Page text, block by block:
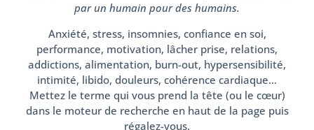
par un humain pour des humains.
Anxiété, stress, insomnies, confiance en soi,
performance, motivation, lâcher prise, relations,
addictions, alimentation, burn-out, hypersensibilité,
intimité, libido, douleurs, cohérence cardiaque…
Mettez le terme qui vous prend la tête (ou le cœur)
dans le moteur de recherche en haut de la page puis
régalez-vous.